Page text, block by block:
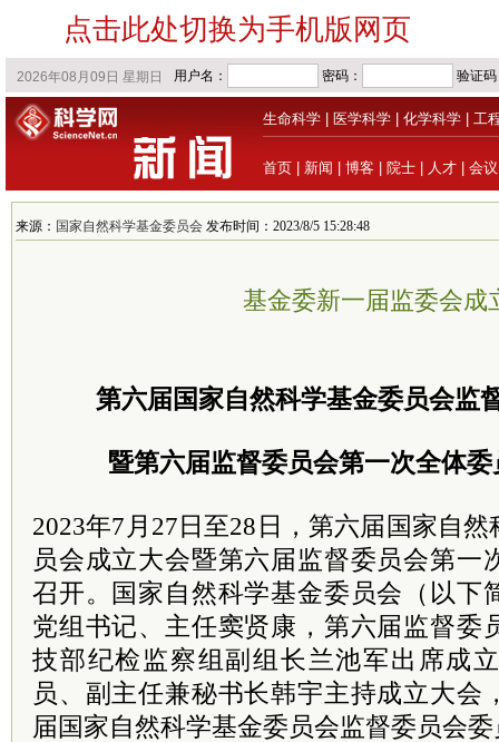
点击此处切换为手机版网页
生命科学 医学科学 化学科学 工
首页 新闻 博客 院士 人才 会议
来源： 国家自然科学基金委员会 发布时间：2023/8/5 15:28:48
基金委新一届监委会成
第六届国家自然科学基金委员会监
暨第六届监督委员会第一次全体
2023年7月27日至28日，第六届国家自
员会成立大会暨第六届监督委员会第一
召开。国家自然科学基金委员会（以下
党组书记、主任窦贤康，第六届监督委
技部纪检监察组副组长兰池军出席成
员、副主任兼秘书长韩宇主持成立大会
届国家自然科学基金委员会监督委员会